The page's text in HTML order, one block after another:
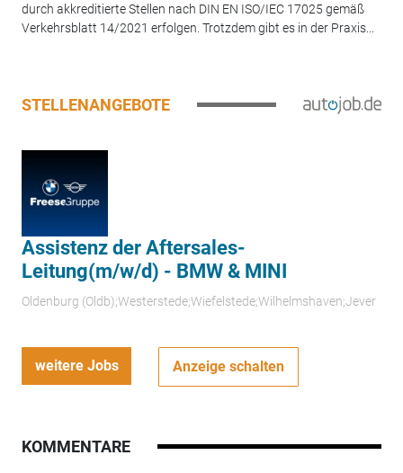
durch akkreditierte Stellen nach DIN EN ISO/IEC 17025 gemäß
Verkehrsblatt 14/2021 erfolgen. Trotzdem gibt es in der Praxis...
STELLENANGEBOTE
Assistenz der Aftersales-
Leitung(m/w/d) - BMW & MINI
Oldenburg (Oldb);Westerstede;Wiefelstede;Wilhelmshaven;Jever
weitere Jobs Anzeige schalten
KOMMENTARE